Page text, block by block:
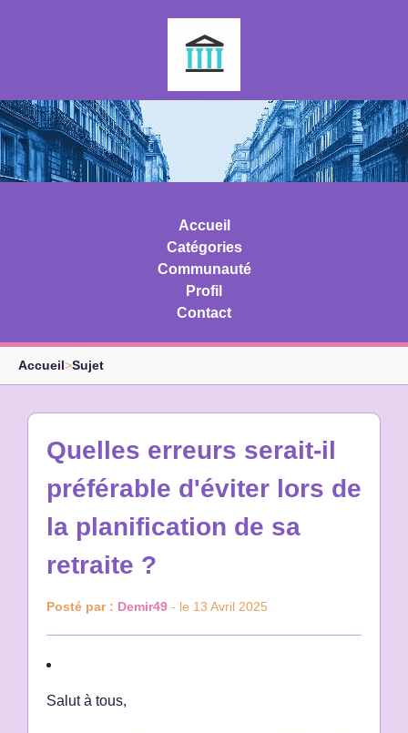
Accueil
Catégories
Communauté
Profil
Contact
Accueil>Sujet
Quelles erreurs serait-il
préférable d'éviter lors de
la planification de sa
retraite ?
Posté par : Demir49 - le 13 Avril 2025
Salut à tous,